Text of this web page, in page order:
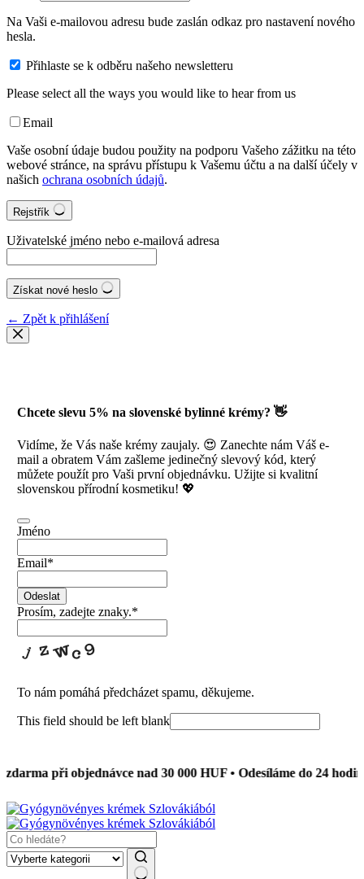
Na Vaši e-mailovou adresu bude zaslán odkaz pro nastavení nového
hesla.
Přihlaste se k odběru našeho newsletteru
Please select all the ways you would like to hear from us
Email
Vaše osobní údaje budou použity na podporu Vašeho zážitku na této
webové stránce, na správu přístupu k Vašemu účtu a na další účely v
našich ochrana osobních údajů.
Rejstřík
Uživatelské jméno nebo e-mailová adresa
Získat nové heslo
← Zpět k přihlášení
Chcete slevu 5% na slovenské bylinné krémy? 👋
Vidíme, že Vás naše krémy zaujaly. 😍 Zanechte nám Váš e-
mail a obratem Vám zašleme jedinečný slevový kód, který
můžete použít pro Vaši první objednávku. Užijte si kvalitní
slovenskou přírodní kosmetiku! 💖
Jméno
Email*
Odeslat
Prosím, zadejte znaky.*
To nám pomáhá předcházet spamu, děkujeme.
This field should be left blank
při objednávce nad 30 000 HUF • Odesíláme do 24 hodin